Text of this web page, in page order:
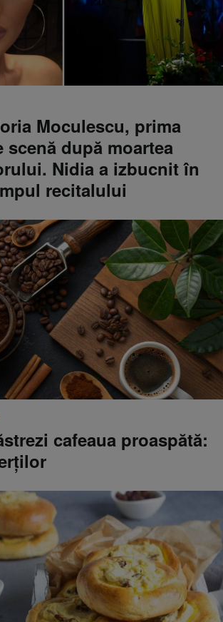
Moculescu, prima
scenă după moartea
Nidia a izbucnit în
recitalului
cafeaua proaspătă: